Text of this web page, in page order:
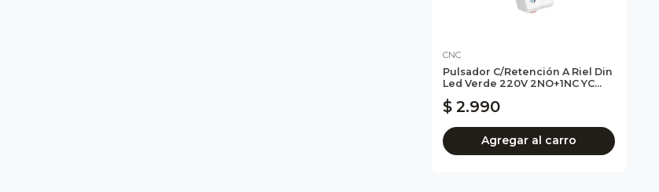
CNC
Pulsador C/Retención A Riel Din
Led Verde 220V 2NO+1NC YC...
$ 2.990
Agregar al carro